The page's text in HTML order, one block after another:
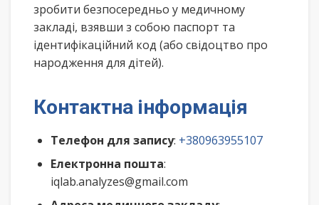
зробити безпосередньо у медичному
закладі, взявши з собою паспорт та
ідентифікаційний код (або свідоцтво про
народження для дітей).
Контактна інформація
Телефон для запису: +380963955107
Електронна пошта:
iqlab.analyzes@gmail.com